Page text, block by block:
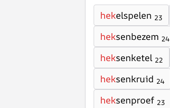
hekelspelen 23
heksenbezem 24
heksenketel 22
heksenkruid 24
heksenproef 23